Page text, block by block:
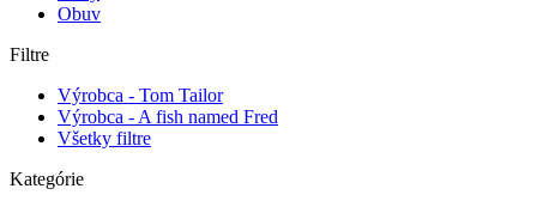
Obuv
Filtre
Výrobca - Tom Tailor
Výrobca - A fish named Fred
Všetky filtre
Kategórie